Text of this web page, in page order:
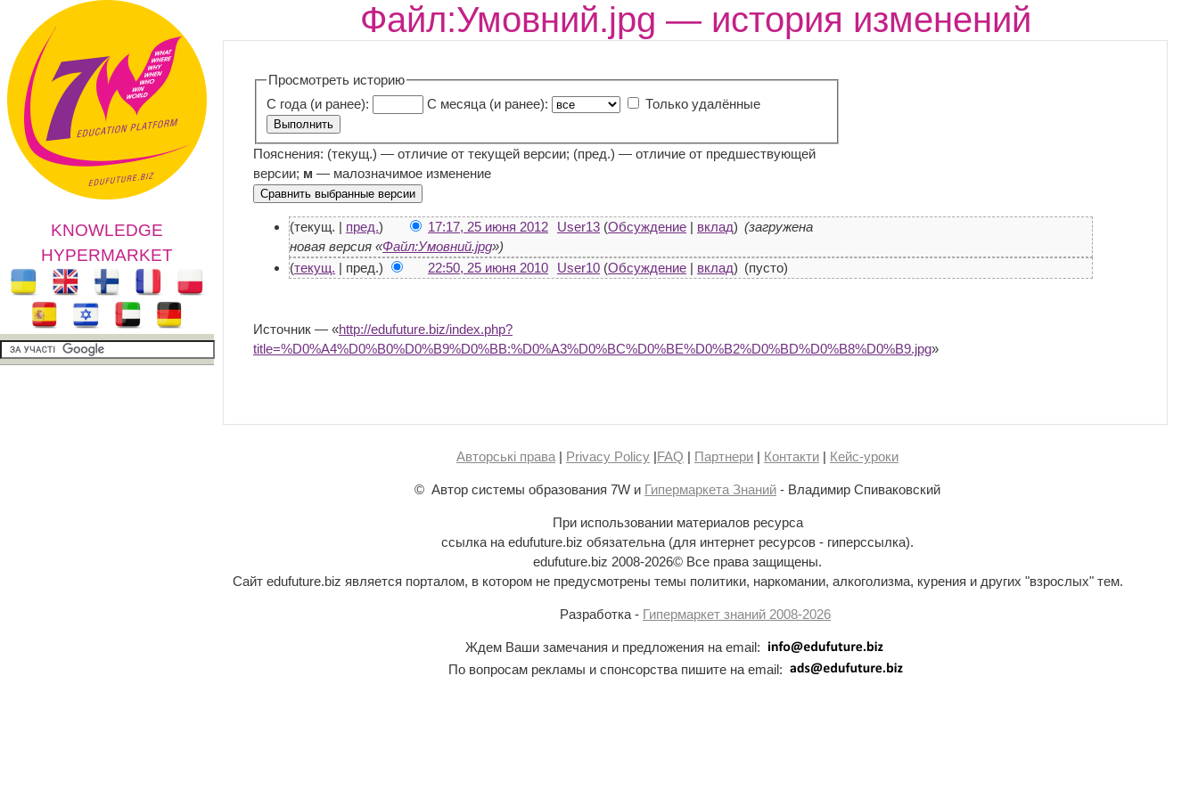
KNOWLEDGE
HYPERMARKET
Файл:Умовний.jpg — история изменений
Просмотреть историю
С года (и ранее):
С месяца (и ранее): Только удалённые
Пояснения: (текущ.) — отличие от текущей версии; (пред.) — отличие от предшествующей
версии; м — малозначимое изменение
(текущ. | пред.) 17:17, 25 июня 2012 User13 (Обсуждение | вклад) (загружена
новая версия «Файл:Умовний.jpg»)
(текущ. | пред.) 22:50, 25 июня 2010 User10 (Обсуждение | вклад) (пусто)
Источник — «http://edufuture.biz/index.php?
title=%D0%A4%D0%B0%D0%B9%D0%BB:%D0%A3%D0%BC%D0%BE%D0%B2%D0%BD%D0%B8%D0%B9.jpg»
Авторські права | Privacy Policy |FAQ | Партнери | Контакти | Кейс-уроки
© Автор системы образования 7W и Гипермаркета Знаний - Владимир Спиваковский
При использовании материалов ресурса
ссылка на edufuture.biz обязательна (для интернет ресурсов - гиперссылка).
edufuture.biz 2008-2026© Все права защищены.
Сайт edufuture.biz является порталом, в котором не предусмотрены темы политики, наркомании, алкоголизма, курения и других "взрослых" тем.
Разработка - Гипермаркет знаний 2008-2026
Ждем Ваши замечания и предложения на email:
По вопросам рекламы и спонсорства пишите на email: